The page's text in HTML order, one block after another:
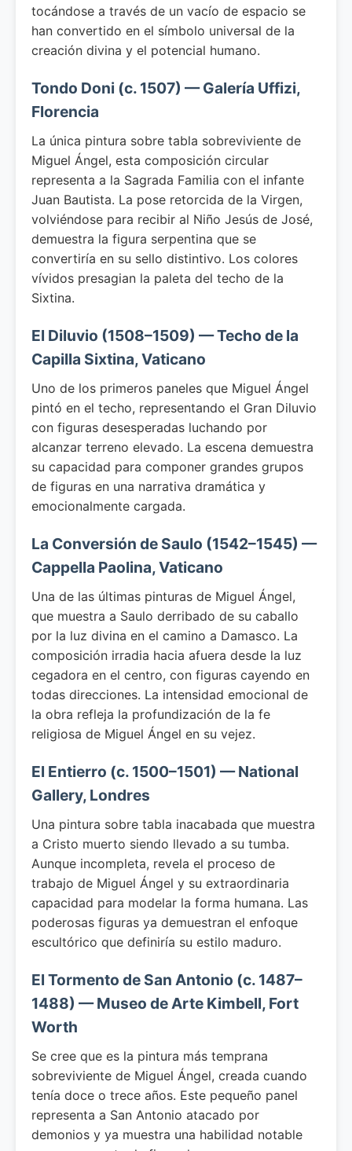
tocándose a través de un vacío de espacio se
han convertido en el símbolo universal de la
creación divina y el potencial humano.
Tondo Doni (c. 1507) — Galería Uffizi,
Florencia
La única pintura sobre tabla sobreviviente de
Miguel Ángel, esta composición circular
representa a la Sagrada Familia con el infante
Juan Bautista. La pose retorcida de la Virgen,
volviéndose para recibir al Niño Jesús de José,
demuestra la figura serpentina que se
convertiría en su sello distintivo. Los colores
vívidos presagian la paleta del techo de la
Sixtina.
El Diluvio (1508–1509) — Techo de la
Capilla Sixtina, Vaticano
Uno de los primeros paneles que Miguel Ángel
pintó en el techo, representando el Gran Diluvio
con figuras desesperadas luchando por
alcanzar terreno elevado. La escena demuestra
su capacidad para componer grandes grupos
de figuras en una narrativa dramática y
emocionalmente cargada.
La Conversión de Saulo (1542–1545) —
Cappella Paolina, Vaticano
Una de las últimas pinturas de Miguel Ángel,
que muestra a Saulo derribado de su caballo
por la luz divina en el camino a Damasco. La
composición irradia hacia afuera desde la luz
cegadora en el centro, con figuras cayendo en
todas direcciones. La intensidad emocional de
la obra refleja la profundización de la fe
religiosa de Miguel Ángel en su vejez.
El Entierro (c. 1500–1501) — National
Gallery, Londres
Una pintura sobre tabla inacabada que muestra
a Cristo muerto siendo llevado a su tumba.
Aunque incompleta, revela el proceso de
trabajo de Miguel Ángel y su extraordinaria
capacidad para modelar la forma humana. Las
poderosas figuras ya demuestran el enfoque
escultórico que definiría su estilo maduro.
El Tormento de San Antonio (c. 1487–
1488) — Museo de Arte Kimbell, Fort
Worth
Se cree que es la pintura más temprana
sobreviviente de Miguel Ángel, creada cuando
tenía doce o trece años. Este pequeño panel
representa a San Antonio atacado por
demonios y ya muestra una habilidad notable